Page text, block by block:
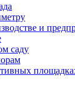
и
саду